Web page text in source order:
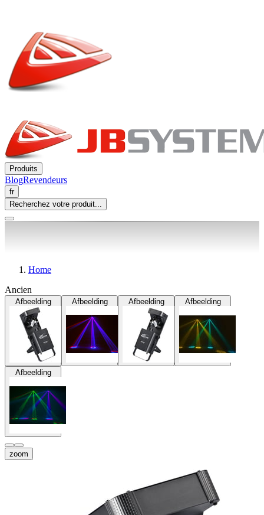
Produits
BlogRevendeurs
fr
Recherchez votre produit...
Home
Ancien
Afbeelding Afbeelding Afbeelding Afbeelding
Afbeelding
zoom